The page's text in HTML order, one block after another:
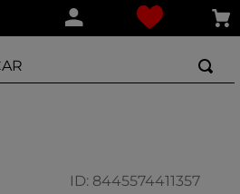
ID: 8445574411357